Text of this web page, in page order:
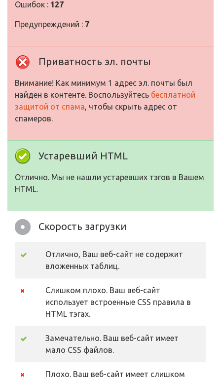
Ошибок : 127
Предупреждений : 7
Приватность эл. почты
Внимание! Как минимум 1 адрес эл. почты был
найден в контенте. Воспользуйтесь бесплатной
защитой от спама, чтобы скрыть адрес от
спамеров.
Устаревший HTML
Отлично. Мы не нашли устаревших тэгов в Вашем
HTML.
Скорость загрузки
Отлично, Ваш веб-сайт не содержит
вложенных таблиц.
Слишком плохо. Ваш веб-сайт
использует встроенные CSS правила в
HTML тэгах.
Замечательно. Ваш веб-сайт имеет
мало CSS файлов.
Плохо. Ваш веб-сайт имеет слишком